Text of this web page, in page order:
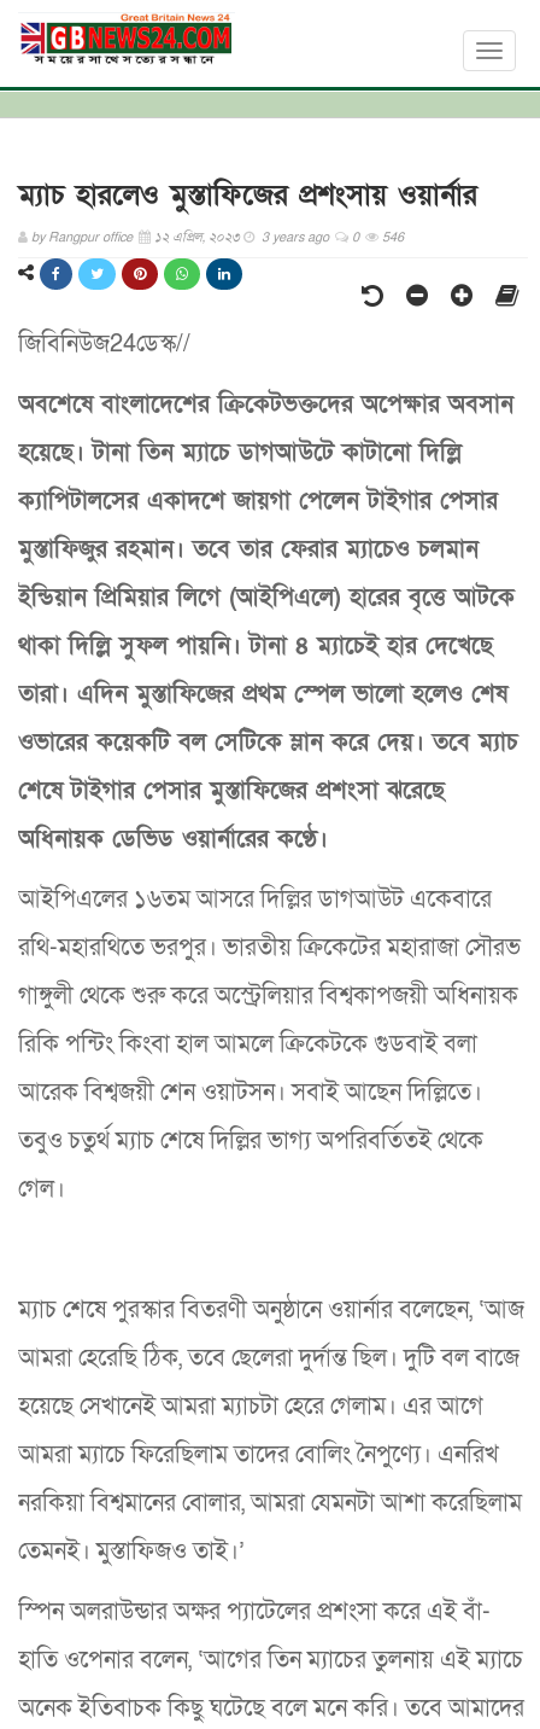
Toggle
ম্যাচ হারলেও মুস্তাফিজের প্রশংসায় ওয়ার্নার
byRangpur office ১২ এপ্রিল, ২০২৩ 3 years ago 0 546
জিবিনিউজ24ডেস্ক//
অবশেষে বাংলাদেশের ক্রিকেটভক্তদের অপেক্ষার অবসান
হয়েছে। টানা তিন ম্যাচে ডাগআউটে কাটানো দিল্লি
ক্যাপিটালসের একাদশে জায়গা পেলেন টাইগার পেসার
মুস্তাফিজুর রহমান। তবে তার ফেরার ম্যাচেও চলমান
ইন্ডিয়ান প্রিমিয়ার লিগে (আইপিএলে) হারের বৃত্তে আটকে
থাকা দিল্লি সুফল পায়নি। টানা ৪ ম্যাচেই হার দেখেছে
তারা। এদিন মুস্তাফিজের প্রথম স্পেল ভালো হলেও শেষ
ওভারের কয়েকটি বল সেটিকে ম্লান করে দেয়। তবে ম্যাচ
শেষে টাইগার পেসার মুস্তাফিজের প্রশংসা ঝরেছে
অধিনায়ক ডেভিড ওয়ার্নারের কণ্ঠে।
আইপিএলের ১৬তম আসরে দিল্লির ডাগআউট একেবারে
রথি-মহারথিতে ভরপুর। ভারতীয় ক্রিকেটের মহারাজা সৌরভ
গাঙ্গুলী থেকে শুরু করে অস্ট্রেলিয়ার বিশ্বকাপজয়ী অধিনায়ক
রিকি পন্টিং কিংবা হাল আমলে ক্রিকেটকে গুডবাই বলা
আরেক বিশ্বজয়ী শেন ওয়াটসন। সবাই আছেন দিল্লিতে।
তবুও চতুর্থ ম্যাচ শেষে দিল্লির ভাগ্য অপরিবর্তিতই থেকে
গেল।
ম্যাচ শেষে পুরস্কার বিতরণী অনুষ্ঠানে ওয়ার্নার বলেছেন, ‘আজ
আমরা হেরেছি ঠিক, তবে ছেলেরা দুর্দান্ত ছিল। দুটি বল বাজে
হয়েছে সেখানেই আমরা ম্যাচটা হেরে গেলাম। এর আগে
আমরা ম্যাচে ফিরেছিলাম তাদের বোলিং নৈপুণ্যে। এনরিখ
নরকিয়া বিশ্বমানের বোলার, আমরা যেমনটা আশা করেছিলাম
তেমনই। মুস্তাফিজও তাই।’
স্পিন অলরাউন্ডার অক্ষর প্যাটেলের প্রশংসা করে এই বাঁ-
হাতি ওপেনার বলেন, ‘আগের তিন ম্যাচের তুলনায় এই ম্যাচে
অনেক ইতিবাচক কিছু ঘটেছে বলে মনে করি। তবে আমাদের